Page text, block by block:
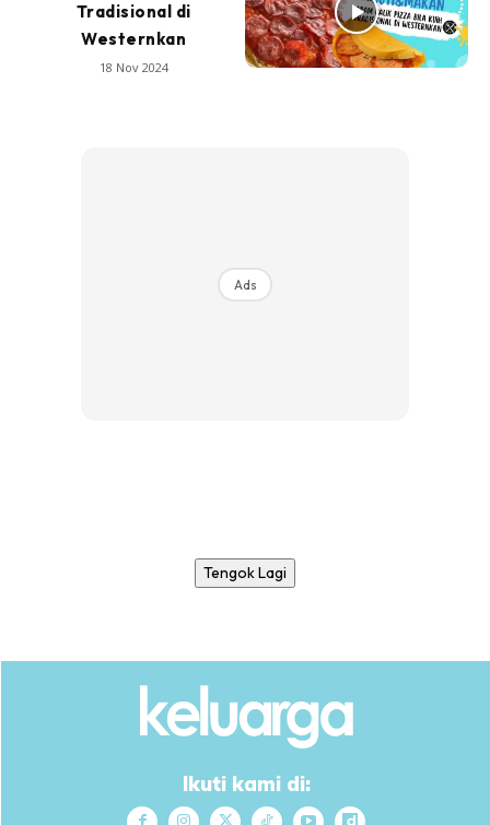
Tradisional di
Westernkan
18 Nov 2024
Ads
Tengok Lagi
Ikuti kami di: